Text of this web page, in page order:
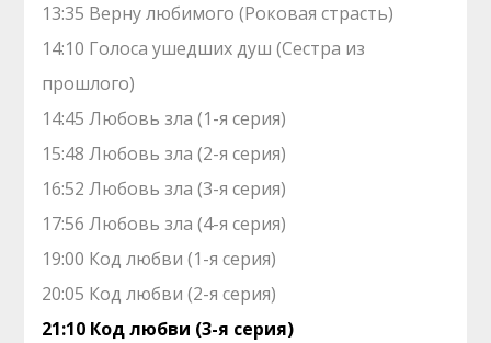
13:35 Верну любимого (Роковая страсть)
14:10 Голocа ушедших душ (Сестра из
прошлого)
14:45 Любовь зла (1-я серия)
15:48 Любовь зла (2-я серия)
16:52 Любовь зла (3-я серия)
17:56 Любовь зла (4-я серия)
19:00 Код любви (1-я серия)
20:05 Код любви (2-я серия)
21:10 Код любви (3-я серия)